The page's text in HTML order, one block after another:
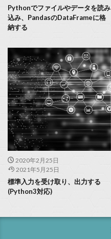
Pythonでファイルやデータを読み
込み、PandasのDataFrameに格
納する
2020年2月25日
2021年5月25日
標準入力を受け取り、出力する
(Python3対応)